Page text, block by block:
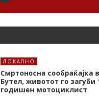
ЛОКАЛНО
Смртоносна сообраќајка
Бутел, животот го загуби
годишен мотоциклист